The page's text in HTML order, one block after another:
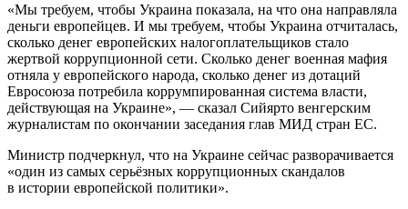
«Мы требуем, чтобы Украина показала, на что она направляла
деньги европейцев. И мы требуем, чтобы Украина отчиталась,
сколько денег европейских налогоплательщиков стало
жертвой коррупционной сети. Сколько денег военная мафия
отняла у европейского народа, сколько денег из дотаций
Евросоюза потребила коррумпированная система власти,
действующая на Украине», — сказал Сийярто венгерским
журналистам по окончании заседания глав МИД стран ЕС.
Министр подчеркнул, что на Украине сейчас разворачивается
«один из самых серьёзных коррупционных скандалов
в истории европейской политики».